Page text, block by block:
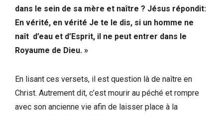
dans le sein de sa mère et naître ? Jésus répondit:
En vérité, en vérité Je te le dis, si un homme ne
naît d’eau et d’Esprit, il ne peut entrer dans le
Royaume de Dieu. »
En lisant ces versets, il est question là de naître en
Christ. Autrement dit, c’est mourir au péché et rompre
avec son ancienne vie afin de laisser place à la